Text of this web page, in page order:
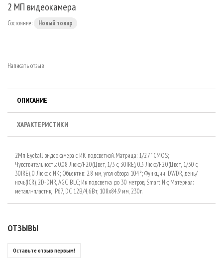
2 МП видеокамера
Состояние: Новый товар
Написать отзыв
ОПИСАНИЕ
ХАРАКТЕРИСТИКИ
2Мп Eyeball видеокамера с ИК подсветкой. Матрица: 1/2.7" CMOS;
Чувствительность: 0.08 Люкс/F2.0(Цвет, 1/3 с, 30IRE), 0.3 Люкс/F2.0(Цвет, 1/30 с,
30IRE), 0 Люкс с ИК; Объектив: 2.8 мм, угол обзора 104°; Функции: DWDR, день/
ночь(ICR), 2D-DNR, AGC, BLC; Ик подсветка до 30 метров, Smart Ик; Материал:
металл+пластик, IP67, DC 12В/4,6Вт, 108х84.9 мм, 230г.
ОТЗЫВЫ
Оставьте отзыв первым!